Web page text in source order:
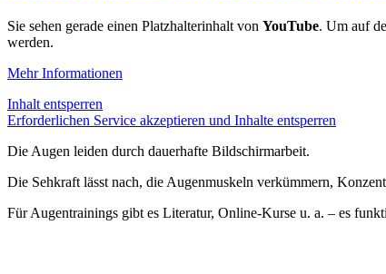
Sie sehen gerade einen Platzhalterinhalt von YouTube. Um auf
werden.
Mehr Informationen
Inhalt entsperren
Erforderlichen Service akzeptieren und Inhalte entsperren
Die Augen leiden durch dauerhafte Bildschirmarbeit.
Die Sehkraft lässt nach, die Augenmuskeln verkümmern,
Für Augentrainings gibt es Literatur, Online-Kurse u. a. – es